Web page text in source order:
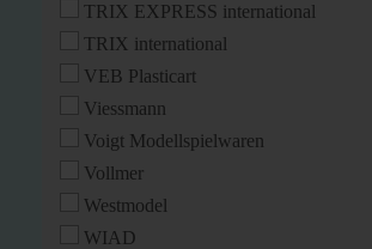
TRIX EXPRESS international
TRIX international
VEB Plasticart
Viessmann
Voigt Modellspielwaren
Vollmer
Westmodel
WIAD